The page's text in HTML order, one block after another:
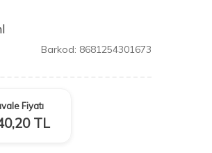
Barkod: 8681254301673
Fiyatı
TL